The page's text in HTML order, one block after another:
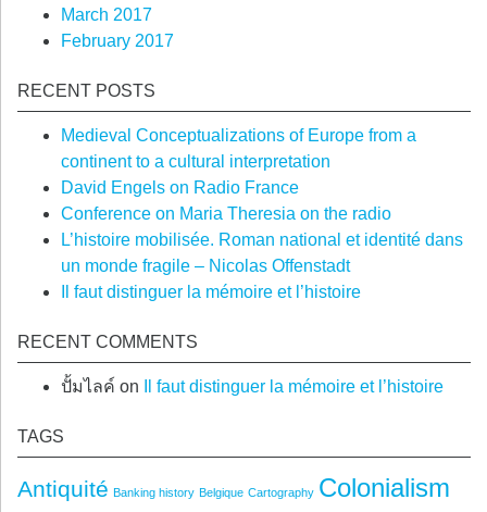
March 2017
February 2017
RECENT POSTS
Medieval Conceptualizations of Europe from a
continent to a cultural interpretation
David Engels on Radio France
Conference on Maria Theresia on the radio
L’histoire mobilisée. Roman national et identité dans
un monde fragile – Nicolas Offenstadt
Il faut distinguer la mémoire et l’histoire
RECENT COMMENTS
ปั้มไลค์ on Il faut distinguer la mémoire et l’histoire
TAGS
Antiquité Banking history Belgique Cartography Colonialism